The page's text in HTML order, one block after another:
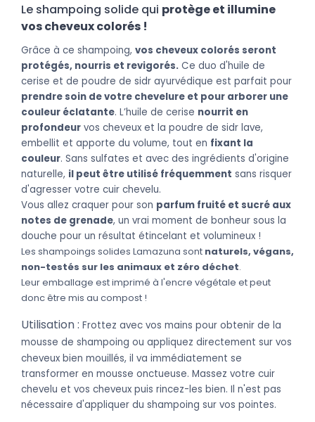
Le shampoing solide qui protège et illumine
vos cheveux colorés !
Grâce à ce shampoing, vos cheveux colorés seront
protégés, nourris et revigorés. Ce duo d'huile de
cerise et de poudre de sidr ayurvédique est parfait pour
prendre soin de votre chevelure et pour arborer une
couleur éclatante. L’huile de cerise nourrit en
profondeur vos cheveux et la poudre de sidr lave,
embellit et apporte du volume, tout en fixant la
couleur. Sans sulfates et avec des ingrédients d'origine
naturelle, il peut être utilisé fréquemment sans risquer
d'agresser votre cuir chevelu.
Vous allez craquer pour son parfum fruité et sucré aux
notes de grenade, un vrai moment de bonheur sous la
douche pour un résultat étincelant et volumineux !
Les shampoings solides Lamazuna sont naturels, végans,
non-testés sur les animaux et zéro déchet.
Leur emballage est imprimé à l'encre végétale et peut
donc être mis au compost !
Utilisation : Frottez avec vos mains pour obtenir de la
mousse de shampoing ou appliquez directement sur vos
cheveux bien mouillés, il va immédiatement se
transformer en mousse onctueuse. Massez votre cuir
chevelu et vos cheveux puis rincez-les bien. Il n'est pas
nécessaire d'appliquer du shampoing sur vos pointes.